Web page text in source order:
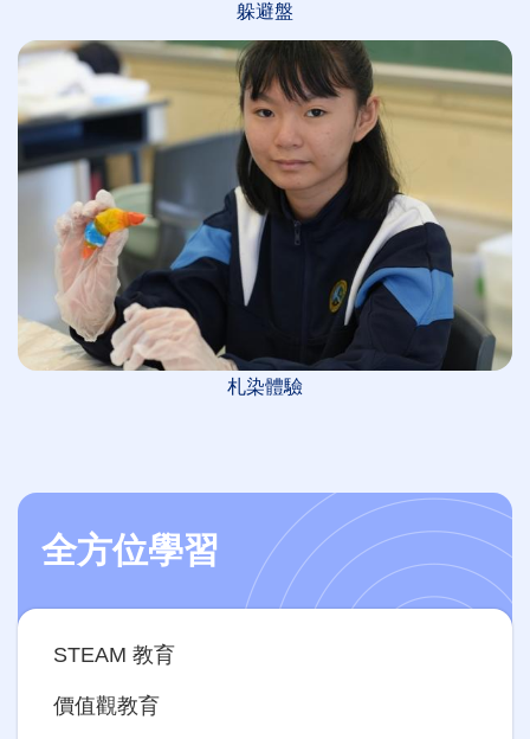
躲避盤
札染體驗
全方位學習
Main
navigation
STEAM 教育
價值觀教育